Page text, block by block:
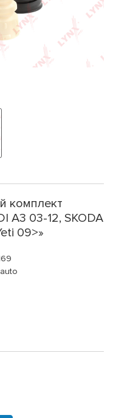
комплект
A3 03-12, SKODA
09>»